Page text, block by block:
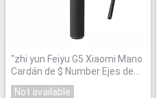
"zhi yun Feiyu G5 Xiaomi Mano
Cardán de $ Number Ejes de
Acción"
Not available